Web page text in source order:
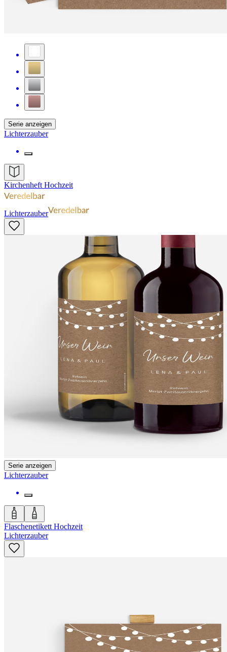
Serie anzeigen
Lichterzauber
Kirchenheft Hochzeit
Lichterzauber
Serie anzeigen
Lichterzauber
Flaschenetikett Hochzeit
Lichterzauber